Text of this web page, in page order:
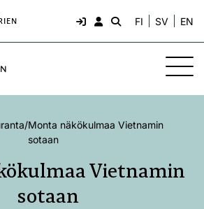
FI SV EN
/Monta näkökulmaa Vietnamin
sotaan
Vietnamin
sotaan